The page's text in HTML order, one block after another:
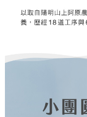
易，需依本服務之必要範圍
權轉讓予恩沛科技股份有限
２．關於個人資料處理事宜
任。
恩沛科技股份有限公司將有